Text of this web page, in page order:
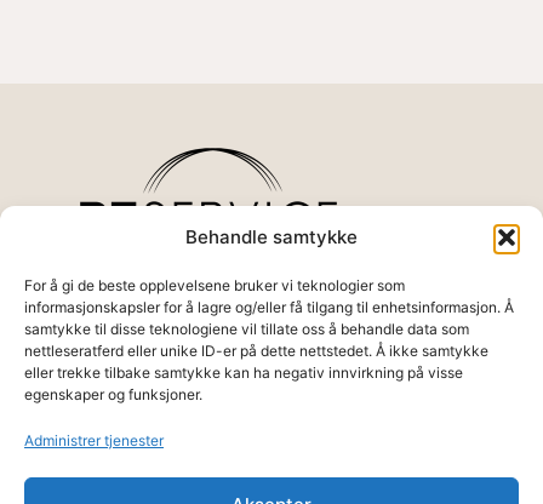
Behandle samtykke
For å gi de beste opplevelsene bruker vi teknologier som
informasjonskapsler for å lagre og/eller få tilgang til enhetsinformasjon. Å
samtykke til disse teknologiene vil tillate oss å behandle data som
nettleseratferd eller unike ID-er på dette nettstedet. Å ikke samtykke
eller trekke tilbake samtykke kan ha negativ innvirkning på visse
egenskaper og funksjoner.
Administrer tjenester
Det settes stor fokus på resultat basert
trening. Siden all trening/behandling skjer
med instruktør/behandler, styres
Tel:48 02 38 41